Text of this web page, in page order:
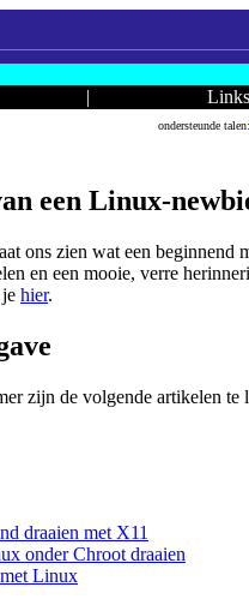
| Links
ondersteunde talen:
een Linux-
ons zien wat een beginnend
en een mooie, verre
hier.
zijn de volgende artikelen te
draaien met X11
onder Chroot draaien
Linux